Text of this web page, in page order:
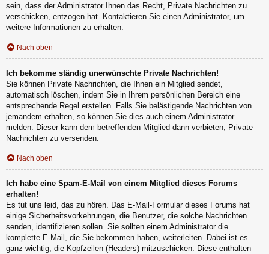
sein, dass der Administrator Ihnen das Recht, Private Nachrichten zu
verschicken, entzogen hat. Kontaktieren Sie einen Administrator, um
weitere Informationen zu erhalten.
Nach oben
Ich bekomme ständig unerwünschte Private Nachrichten!
Sie können Private Nachrichten, die Ihnen ein Mitglied sendet,
automatisch löschen, indem Sie in Ihrem persönlichen Bereich eine
entsprechende Regel erstellen. Falls Sie belästigende Nachrichten von
jemandem erhalten, so können Sie dies auch einem Administrator
melden. Dieser kann dem betreffenden Mitglied dann verbieten, Private
Nachrichten zu versenden.
Nach oben
Ich habe eine Spam-E-Mail von einem Mitglied dieses Forums
erhalten!
Es tut uns leid, das zu hören. Das E-Mail-Formular dieses Forums hat
einige Sicherheitsvorkehrungen, die Benutzer, die solche Nachrichten
senden, identifizieren sollen. Sie sollten einem Administrator die
komplette E-Mail, die Sie bekommen haben, weiterleiten. Dabei ist es
ganz wichtig, die Kopfzeilen (Headers) mitzuschicken. Diese enthalten